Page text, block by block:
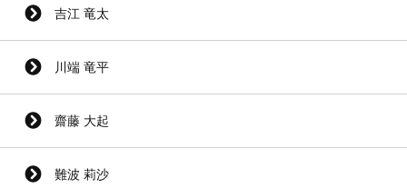
吉江 竜太
川端 竜平
齋藤 大起
難波 莉沙